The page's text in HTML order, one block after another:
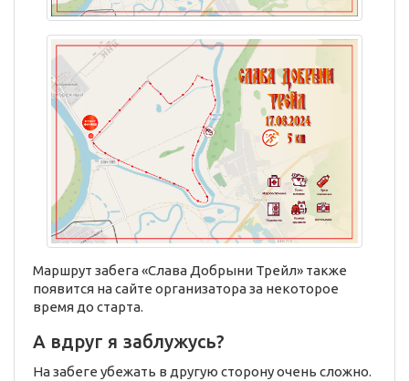
Маршрут забега «Слава Добрыни Трейл» также
появится на сайте организатора за некоторое
время до старта.
А вдруг я заблужусь?
На забеге убежать в другую сторону очень сложно.